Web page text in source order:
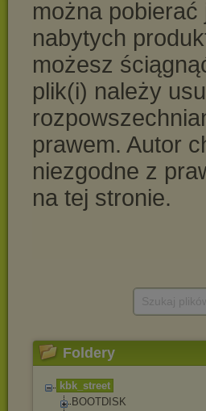
Foldery
kbk_street
BOOTDISK